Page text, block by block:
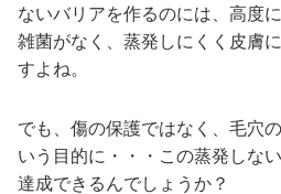
ないバリアを作るのには、高度
雑菌がなく、蒸発しにくく皮膚
すよね。
でも、傷の保護ではなく、毛穴
いう目的に・・・この蒸発しな
達成できるんでしょうか？